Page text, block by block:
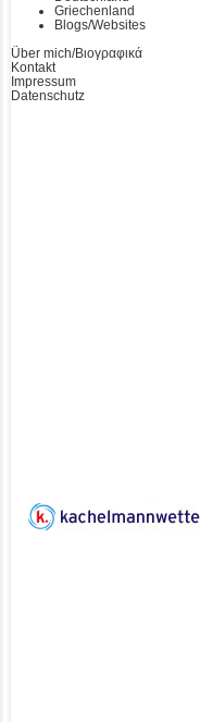
Griechenland
Blogs/Websites
Über mich/Βιογραφικά
Kontakt
Impressum
Datenschutz